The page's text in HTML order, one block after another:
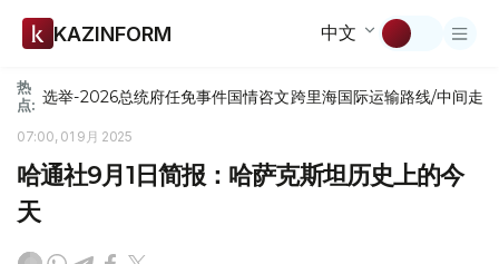
KAZINFORM 中文
热
点: 选举-2026总统府任免事件国情咨文跨里海国际运输路线/中间走廊
07:00, 01 9月 2025
哈通社9月1日简报：哈萨克斯坦历史上的今
天